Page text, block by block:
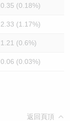
0.35 (0.18%)
2.33 (1.17%)
1.21 (0.6%)
0.06 (0.03%)
返回頁頂